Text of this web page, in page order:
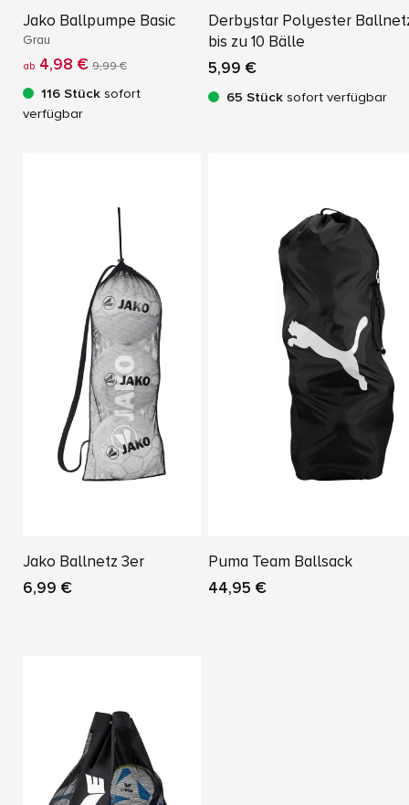
Jako Ballpumpe Basic
Grau
ab 4,98 € 9,99 €
116 Stück sofort
verfügbar
Derbystar Polyester
bis zu 10 Bälle
5,99 €
65 Stück sofort verfügbar
Jako Ballnetz 3er
6,99 €
Puma Team Ballsack
44,95 €